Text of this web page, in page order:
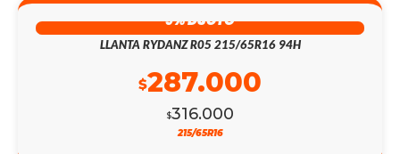
9% DSCTO
LLANTA RYDANZ R05 215/65R16 94H
$316.000
$287.000
215/65R16